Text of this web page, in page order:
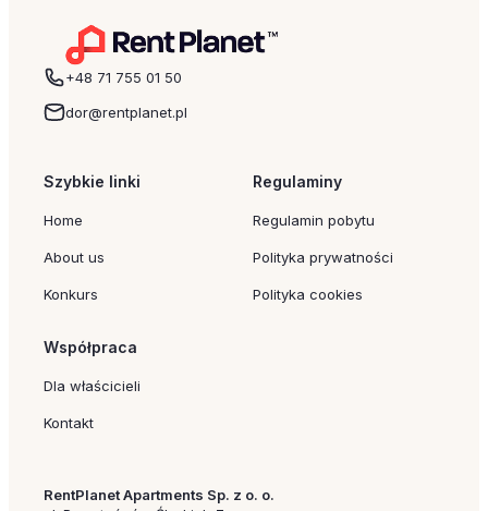
+48 71 755 01 50
dor@rentplanet.pl
Szybkie linki
Home
About us
Konkurs
Regulaminy
Regulamin pobytu
Polityka prywatności
Polityka cookies
Współpraca
Dla właścicieli
Kontakt
RentPlanet Apartments Sp. z o. o.